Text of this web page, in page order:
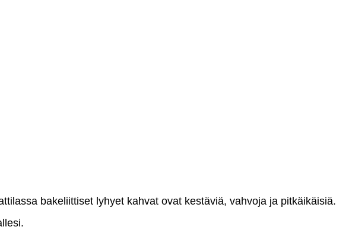
bakeliittiset lyhyet kahvat ovat kestäviä, vahvoja ja pitkäikäisiä.